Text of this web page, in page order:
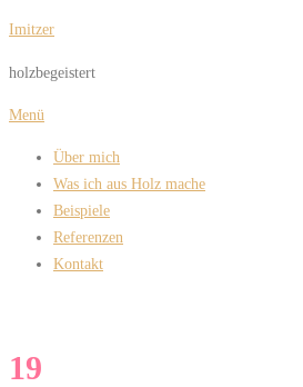
Zum
springen
Imitzer
holzbegeistert
Menü
Über mich
Was ich aus Holz mache
Beispiele
Referenzen
Kontakt
19